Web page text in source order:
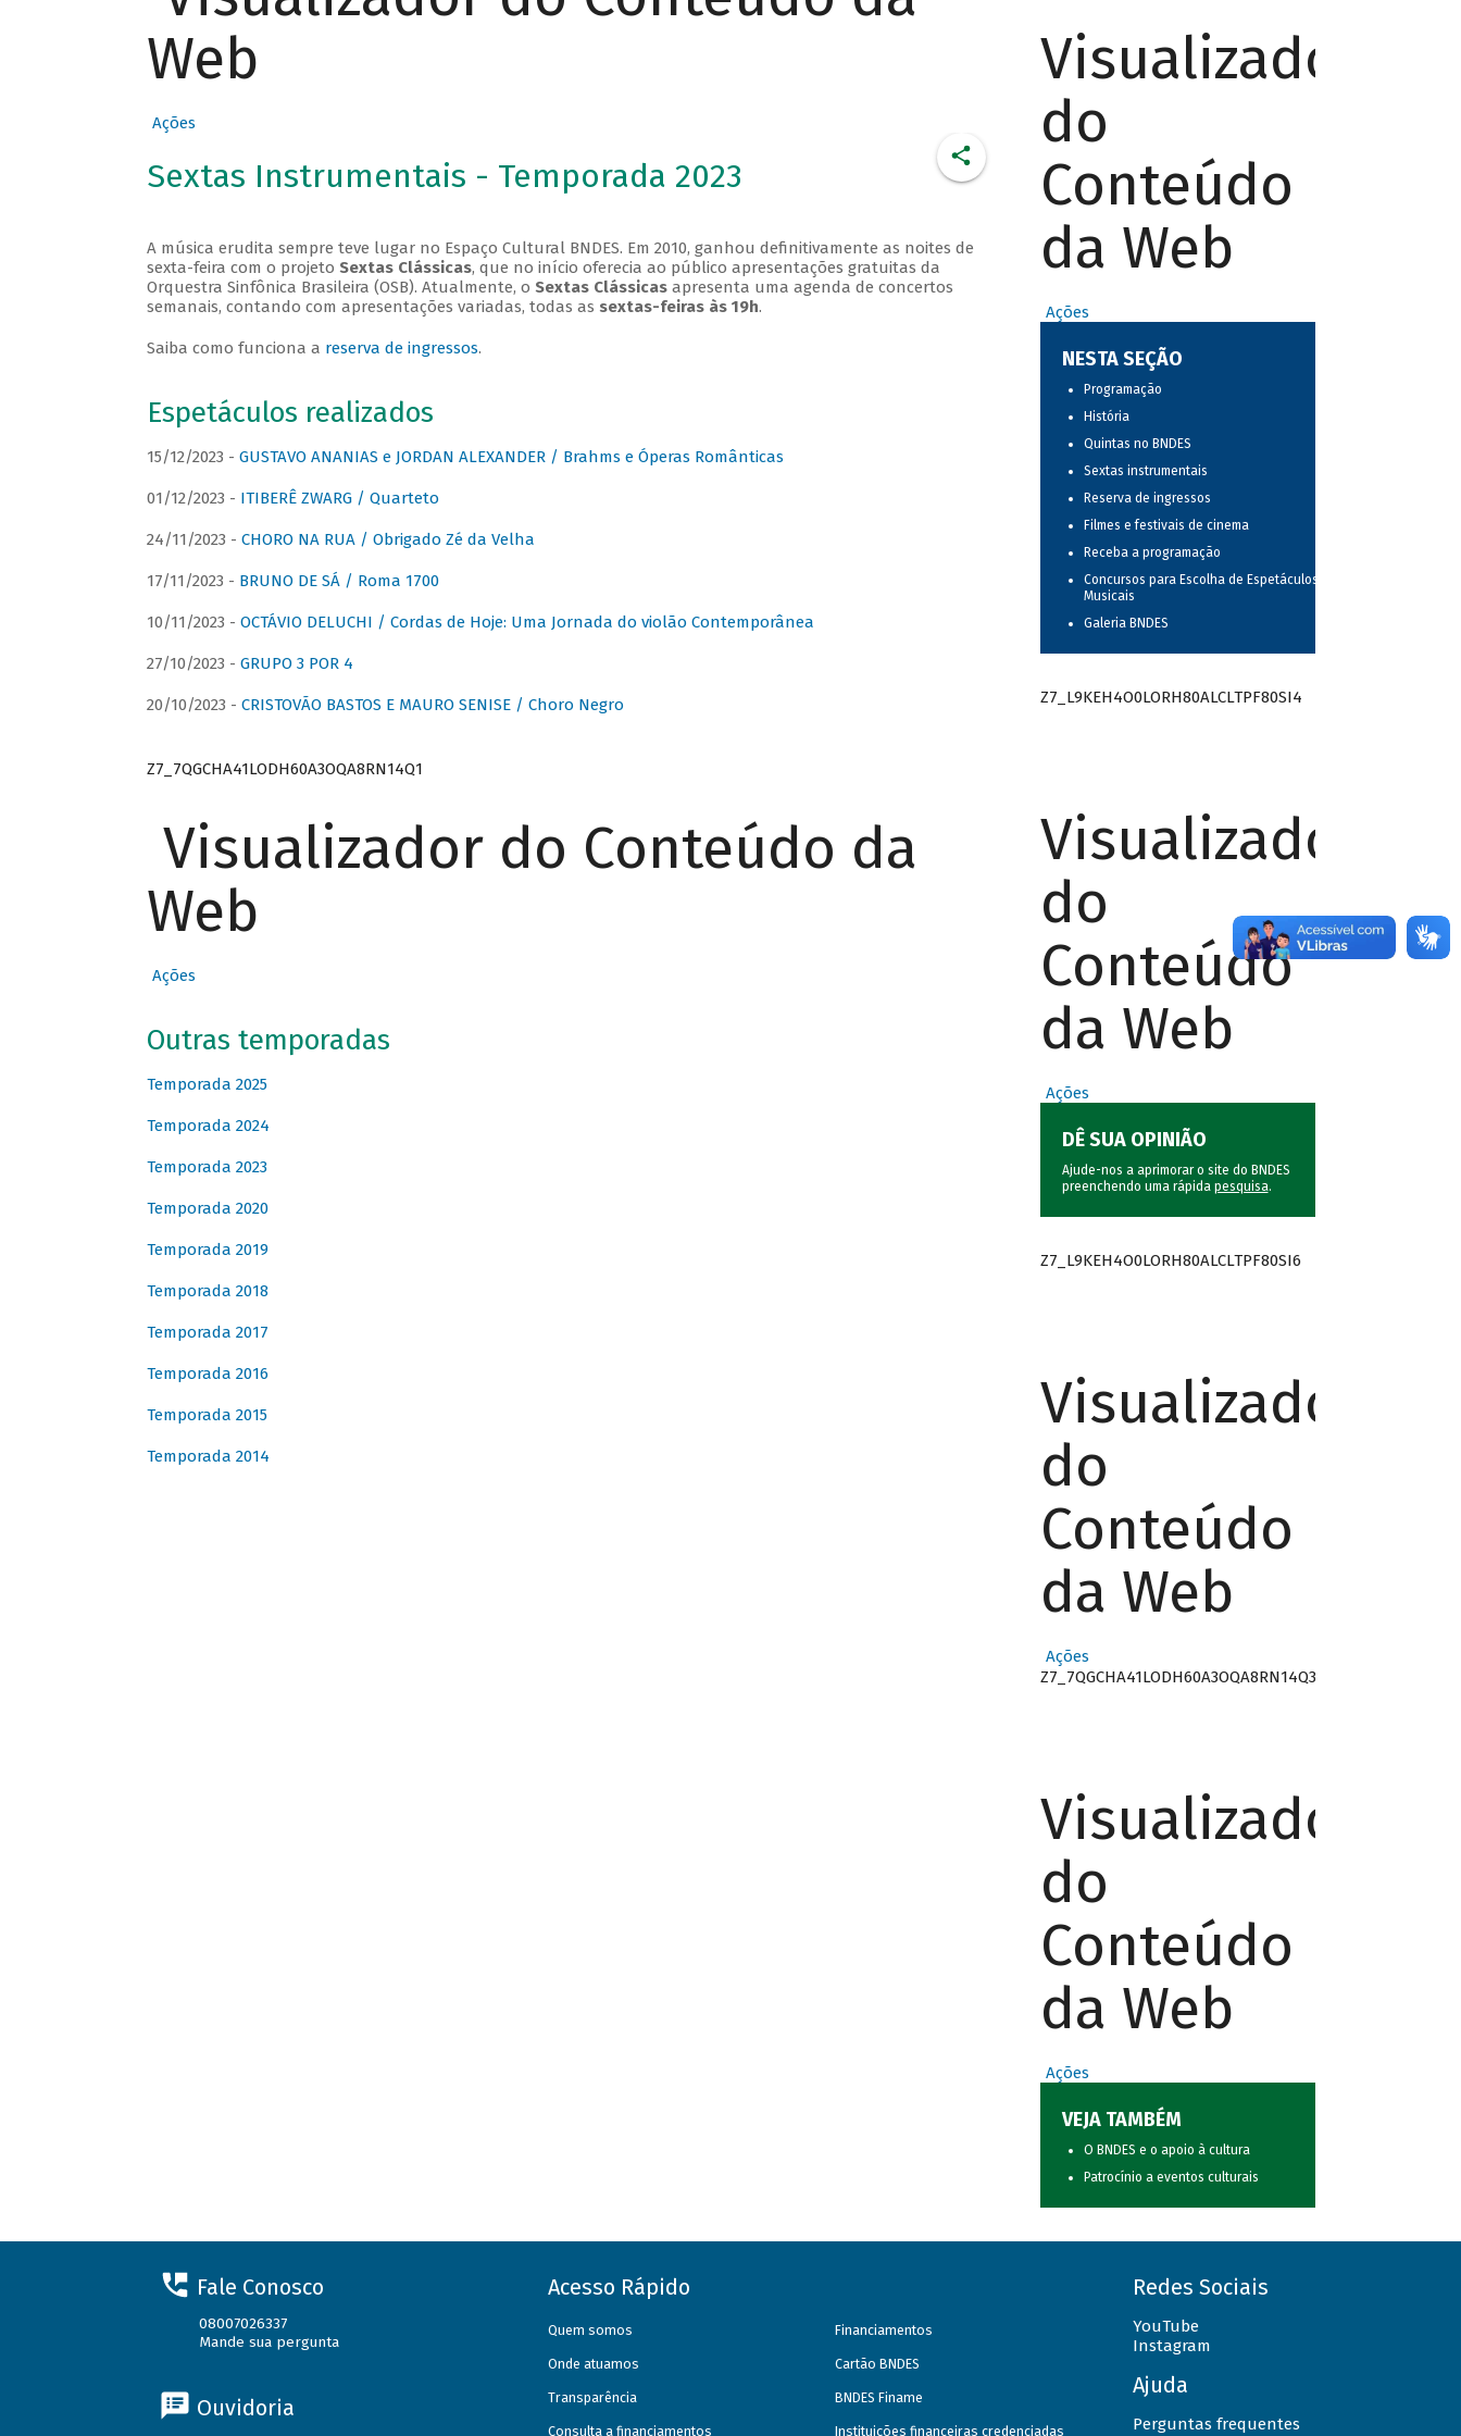
Web
Ações
Sextas Instrumentais - Temporada 2023
A música erudita sempre teve lugar no Espaço Cultural BNDES. Em 2010, ganhou definitivamente as noites de
sexta-feira com o projeto Sextas Clássicas, que no início oferecia ao público apresentações gratuitas da
Orquestra Sinfônica Brasileira (OSB). Atualmente, o Sextas Clássicasapresenta uma agenda de concertos
semanais, contando com apresentações variadas, todas as sextas-feiras às 19h.
Saiba como funciona a reserva de ingressos.
Espetáculos realizados
15/12/2023 - GUSTAVO ANANIAS e JORDAN ALEXANDER / Brahms e Óperas Românticas
01/12/2023 - ITIBERÊ ZWARG / Quarteto
24/11/2023 - CHORO NA RUA / Obrigado Zé da Velha
17/11/2023 - BRUNO DE SÁ / Roma 1700
10/11/2023 - OCTÁVIO DELUCHI / Cordas de Hoje: Uma Jornada do violão Contemporânea
27/10/2023 - GRUPO 3 POR 4
20/10/2023 - CRISTOVÃO BASTOS E MAURO SENISE / Choro Negro
Z7_7QGCHA41LODH60A3OQA8RN14Q1
Visualizador do Conteúdo da
Web
Ações
Outras temporadas
Temporada 2025
Temporada 2024
Temporada 2023
Temporada 2020
Temporada 2019
Temporada 2018
Temporada 2017
Temporada 2016
Temporada 2015
Temporada 2014
Visualizador
do
Conteúdo
da Web
Ações
NESTA SEÇÃO
Programação
História
Quintas no BNDES
Sextas instrumentais
Reserva de ingressos
Filmes e festivais de cinema
Receba a programação
Concursos para Escolha de Espetáculos
Musicais
Galeria BNDES
Z7_L9KEH4O0LORH80ALCLTPF80SI4
Visualizador
do
Conteúdo
da Web
Ações
DÊ SUA OPINIÃO
Ajude-nos a aprimorar o site do BNDES
preenchendo uma rápida pesquisa.
Z7_L9KEH4O0LORH80ALCLTPF80SI6
Visualizador
do
Conteúdo
da Web
Ações
Z7_7QGCHA41LODH60A3OQA8RN14Q3
Visualizador
do
Conteúdo
da Web
Ações
VEJA TAMBÉM
O BNDES e o apoio à cultura
Patrocínio a eventos culturais
Fale Conosco
08007026337
Mande sua pergunta
Ouvidoria
Acesso Rápido
Quem somos
Onde atuamos
Transparência
Consulta a financiamentos
Financiamentos
Cartão BNDES
BNDES Finame
Instituições financeiras credenciadas
Redes Sociais
YouTube
Instagram
Ajuda
Perguntas frequentes